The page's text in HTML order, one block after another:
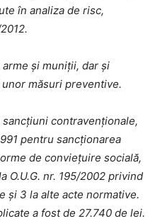
în analiza de risc,
și muniții, dar și
măsuri preventive.
contravenționale,
pentru sancţionarea
de convieţuire socială,
O.U.G. nr. 195/2002 privind
şi 3 la alte acte normative.
a fost de 27.740 de lei.